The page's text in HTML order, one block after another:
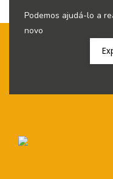
Podemos ajudá-lo a
novo